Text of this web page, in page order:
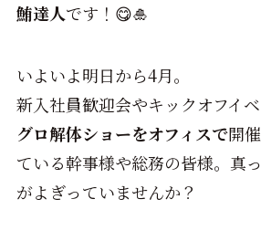
鮪達人です！😋🎍
いよいよ明日から4月。
新入社員歓迎会やキックオフイベ
グロ解体ショーをオフィスで開
ている幹事様や総務の皆様。真
がよぎっていませんか？